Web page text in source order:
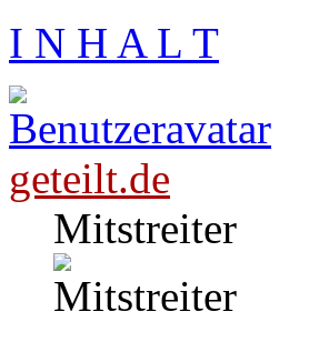
I N H A L T
geteilt.de
Mitstreiter